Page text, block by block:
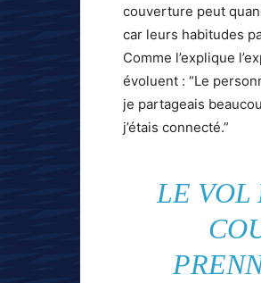
couverture peut
car leurs habitudes
Comme l’explique
évoluent : “Le
je partageais
j’étais connecté.”
LE VOL